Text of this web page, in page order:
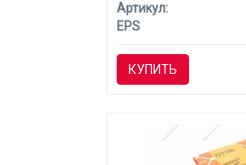
Артикул:
EPS
КУПИТЬ